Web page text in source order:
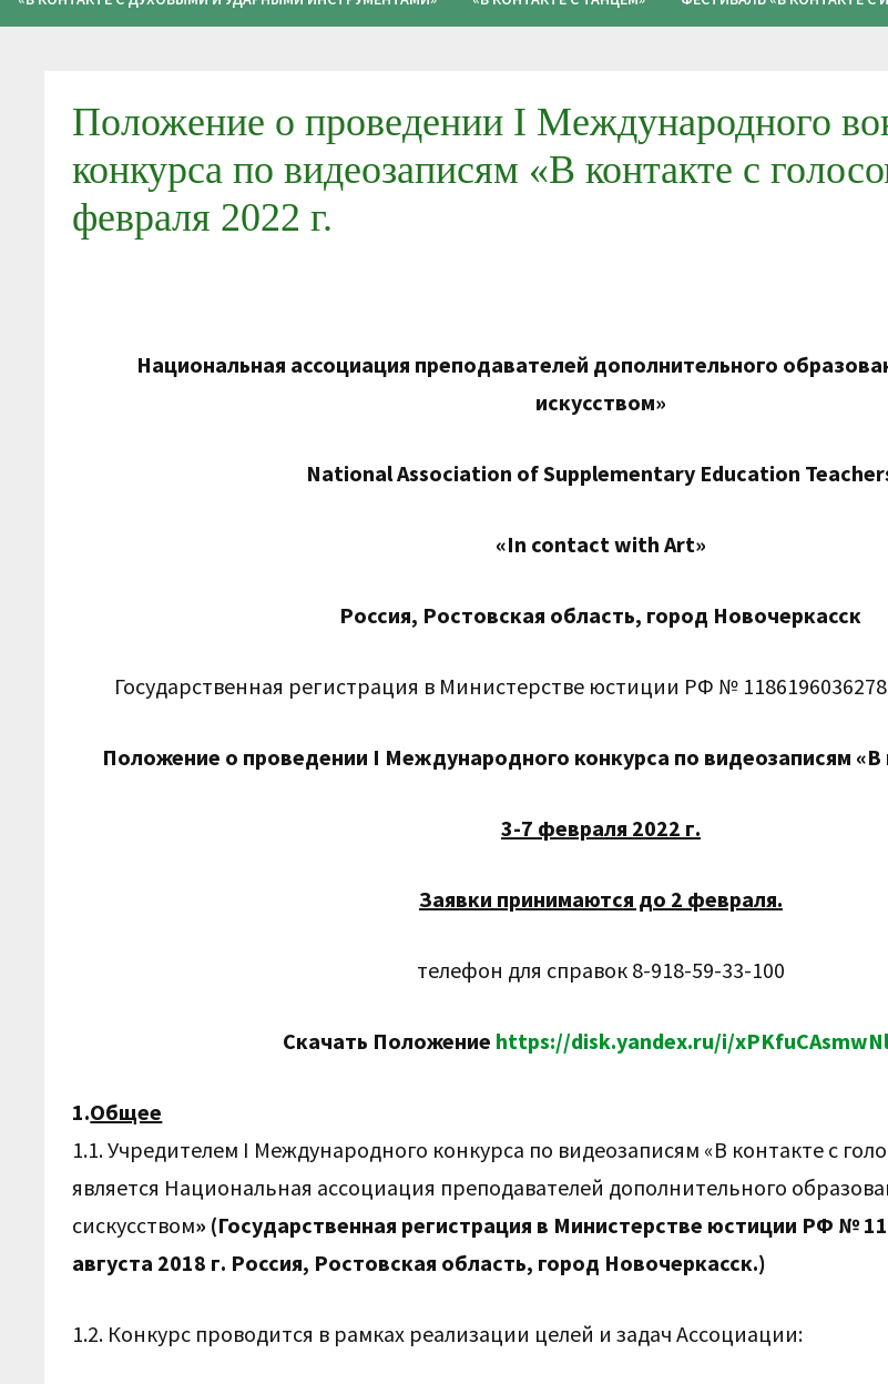
Положение о проведении I Международного
конкурса по видеозаписям «В контакте с
февраля 2022 г.
Национальная ассоциация преподавателей дополнительного
искусством»
National Association of Supplementary Education
«In contactwith Art»
Россия, Ростовская область, город Новочеркасск
Государственная регистрация в Министерстве юстиции РФ № 1186196036278
Положение о проведении I Международного конкурса по видеозаписям «В
3-7 февраля 2022 г.
Заявки принимаются до 2 февраля.
телефон для справок 8-918-59-33-100
Скачать Положение https://disk.yandex.ru/i/
1.Общее
1.1. Учредителем I Международного конкурса по видеозаписям «В контакте с
является Национальная ассоциация преподавателей дополнительного
сискусством» (Государственная регистрация в Министерстве юстиции РФ №
августа 2018 г. Россия, Ростовская область, город Новочеркасск.)
1.2. Конкурс проводится в рамках реализации целей и задач Ассоциации: